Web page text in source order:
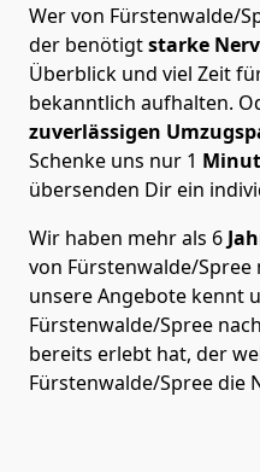
Wer von Fürstenwalde/
der benötigtstarke
Überblick und viel Zeit
bekanntlich aufhalten.
zuverlässigen
Schenke uns nur 1
übersenden Dir ein
Wir haben mehr als 6
von Fürstenwalde/Spree
unsere Angebote kennt
Fürstenwalde/Spree
bereits erlebt hat, der
Fürstenwalde/Spree die